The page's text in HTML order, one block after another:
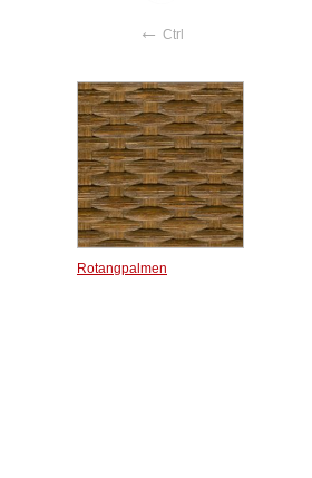
← Ctrl
Rotangpalmen